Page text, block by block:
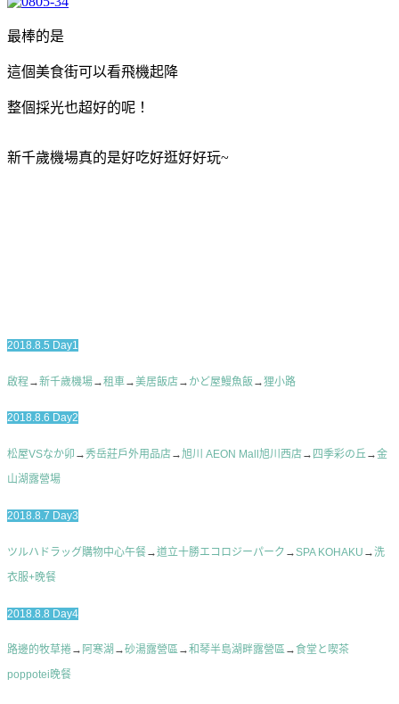
最棒的是
這個美食街可以看飛機起降
整個採光也超好的呢！
新千歲機場真的是好吃好逛好好玩~
2018.8.5 Day1
啟程 →新千歲機場→租車→美居飯店→ かど屋鰻魚飯 →狸小路
2018.8.6 Day2
松屋VSなか卯 →秀岳莊戶外用品店→旭川 AEON Mall旭川西店→ 四季彩の丘→金
山湖露營場
2018.8.7 Day3
ツルハドラッグ購物中心午餐→道立十勝エコロジーパーク →SPA KOHAKU →洗
衣服+晚餐
2018.8.8 Day4
路邊的牧草捲→ 阿寒湖 →砂湯露營區→和琴半島湖畔露營區→食堂と喫茶
poppotei晚餐